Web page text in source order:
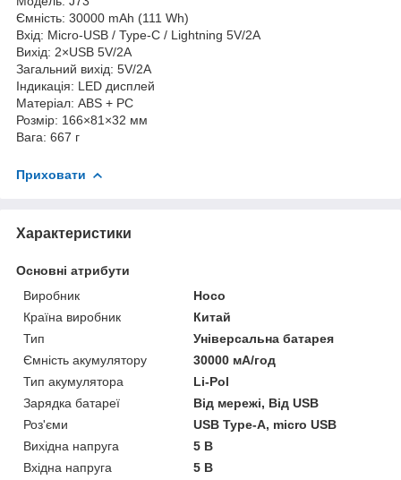
Ємність: 30000 mAh (111 Wh)
Вхід: Micro-USB / Type-C / Lightning 5V/2A
Вихід: 2×USB 5V/2A
Загальний вихід: 5V/2A
Індикація: LED дисплей
Матеріал: ABS + PC
Розмір: 166×81×32 мм
Вага: 667 г
Приховати
Характеристики
Основні атрибути
Виробник
Hoco
Країна виробник
Китай
Тип
Універсальна батарея
Ємність акумулятору
30000 мА/год
Тип акумулятора
Li-Pol
Зарядка батареї
Від мережі, Від USB
Роз'єми
USB Type-A, micro USB
Вихідна напруга
5 В
Вхідна напруга
5 В